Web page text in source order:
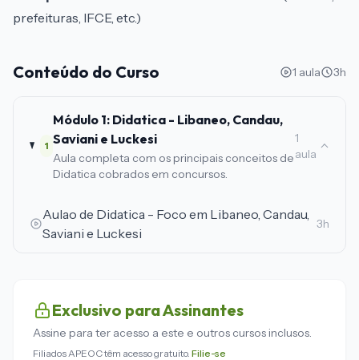
prefeituras, IFCE, etc.)
Conteúdo do Curso 1 aula 3h
1
Módulo 1: Didatica - Libaneo, Candau,
Saviani e Luckesi
Aula completa com os principais conceitos de
Didatica cobrados em concursos.
1
aula
Aulao de Didatica - Foco em Libaneo, Candau,
Saviani e Luckesi
3h
Exclusivo para Assinantes
Assine para ter acesso a este e outros cursos inclusos.
Filiados APEOC têm acesso gratuito. Filie-se